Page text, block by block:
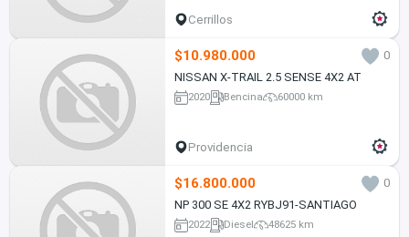
Cerrillos
$10.980.000
0
NISSAN X-TRAIL 2.5 SENSE 4X2 AT
2020 Bencina 60000 km
Providencia
$16.800.000
0
NP 300 SE 4X2 RYBJ91-SANTIAGO
2022 Diesel 48625 km